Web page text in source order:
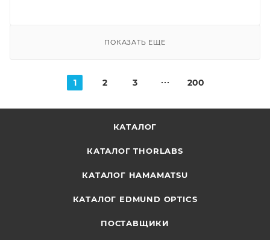
ПОКАЗАТЬ ЕЩЕ
1 2 3 200
КАТАЛОГ
КАТАЛОГ THORLABS
КАТАЛОГ HAMAMATSU
КАТАЛОГ EDMUND OPTICS
ПОСТАВЩИКИ